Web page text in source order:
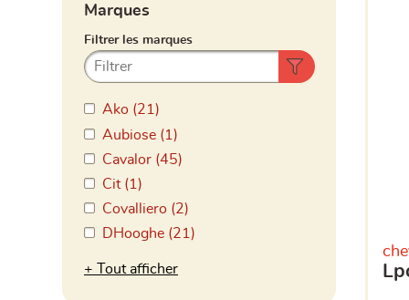
Marques
Ako (21)
Aubiose (1)
Cavalor (45)
Cit (1)
Covalliero (2)
DHooghe (21)
Tout afficher